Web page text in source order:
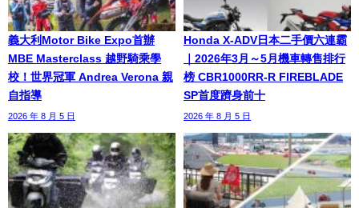
義大利Motor Bike Expo首辦
MBE Masterclass 越野騎乘學
校！世界冠軍 Andrea Verona 親
自指導
2026 年 8 月 5 日
Honda X-ADV日本二手價六連霸
｜2026年3月～5月機車轉售排行
榜 CBR1000RR-R FIREBLADE
SP首度躋身前十
2026 年 8 月 5 日